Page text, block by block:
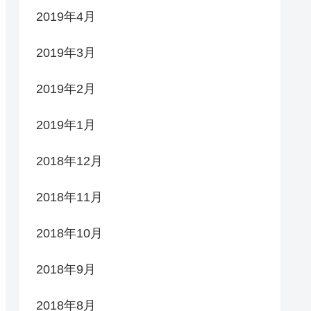
2019年4月
2019年3月
2019年2月
2019年1月
2018年12月
2018年11月
2018年10月
2018年9月
2018年8月